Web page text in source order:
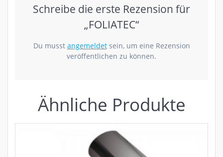
Schreibe die erste Rezension für
„FOLIATEC“
Du musst angemeldetsein, um eine Rezension
veröffentlichen zu können.
Ähnliche Produkte